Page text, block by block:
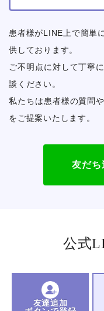
患者様がLINE上で簡単
供しております。
ご不明点に対して丁寧
談ください。
私たちは患者様の質問
をご提案いたします。
友だち
公式
友達追加